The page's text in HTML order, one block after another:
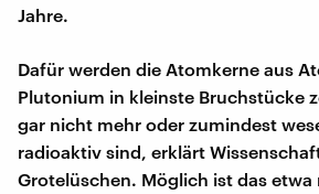
Jahre.
Dafür werden die Atomkerne aus
Plutonium in kleinste Bruchstücke
gar nicht mehr oder zumindest
radioaktiv sind, erklärt
Grotelüschen. Möglich ist das etwa